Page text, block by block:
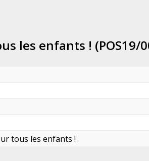
les enfants ! (POS19/
tous les enfants !